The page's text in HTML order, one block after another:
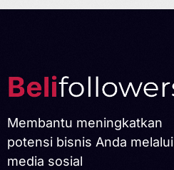
Membantu meningkatkan
potensi bisnis Anda melalui
media sosial